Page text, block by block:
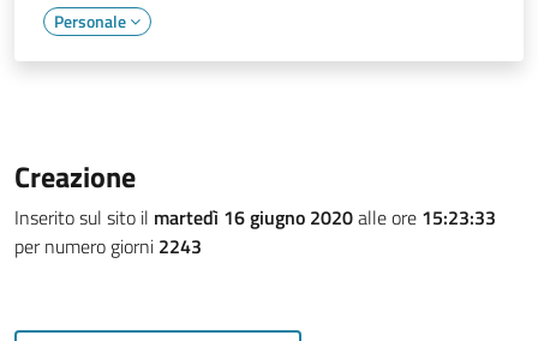
Personale
Creazione
Inserito sul sito il martedì 16 giugno 2020alle ore 15:23:33
per numero giorni 2243